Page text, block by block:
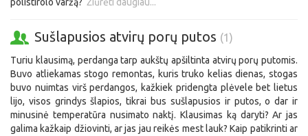
Sušlapusios atvirų porų putos (1)
Turiu klausimą, perdanga tarp aukštų apšiltinta atvirų porų putomis.
Buvo atliekamas stogo remontas, kuris truko kelias dienas, stogas
buvo nuimtas virš perdangos, kažkiek pridengta plėvele bet lietus
lijo, visos grindys šlapios, tikrai bus sušlapusios ir putos, o dar ir
minusinė temperatūra nusimato naktį. Klausimas ką daryti? Ar jas
galima kažkaip džiovinti, ar jas jau reikės mest lauk? Kaip patikrinti ar